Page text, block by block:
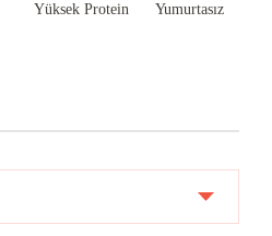
Yüksek Protein Yumurtasız